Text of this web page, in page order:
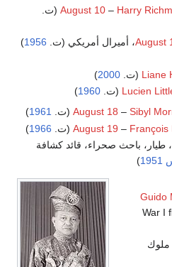
August 10– Harry
August، أميرال أمريكي (ت. 1956
)
Liane
2000
)
Lucien
1960
)
August 18 – Sibyl
1961
)
August 19 – François
1966
)
، طيار، باحث صحراء، قائد كشافة
1951
)
Guido
War I
ملوك